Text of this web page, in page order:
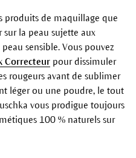
produits de maquillage que
sur la peau sujette aux
sensible. Vous pouvez
Correcteurpour dissimuler
rougeurs avant de sublimer
léger ou une poudre, le tout
vous prodigue toujours
100 % naturels sur